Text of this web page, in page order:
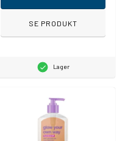
SE PRODUKT
Lager